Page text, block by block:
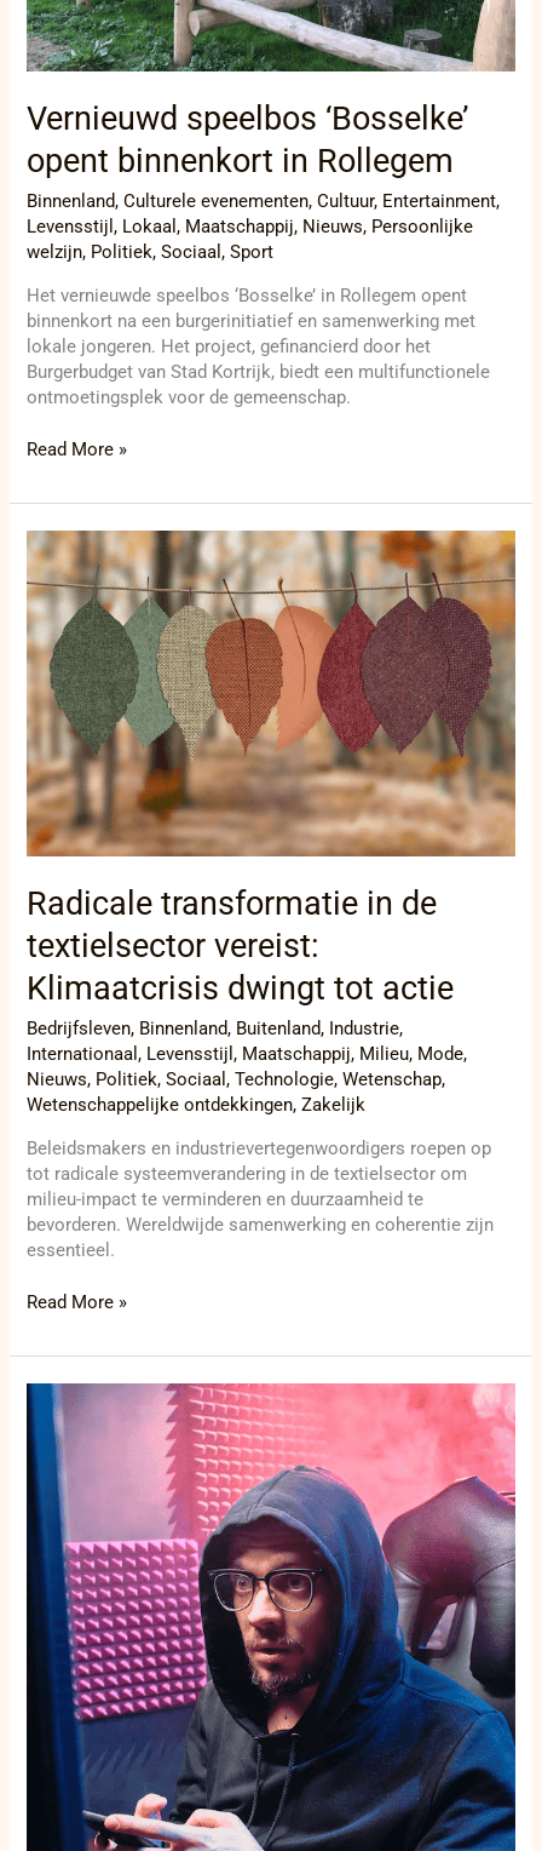
Vernieuwd speelbos ‘Bosselke’
opent binnenkort in Rollegem
Binnenland,Culturele evenementen,Cultuur, Entertainment,
Levensstijl, Lokaal, Maatschappij, Nieuws, Persoonlijke
welzijn, Politiek,Sociaal,Sport
Het vernieuwde speelbos ‘Bosselke’ in Rollegem opent
binnenkort na een burgerinitiatief en samenwerking met
lokale jongeren. Het project, gefinancierd door het
Burgerbudget van Stad Kortrijk, biedt een multifunctionele
ontmoetingsplek voor de gemeenschap.
Read More »
Radicale transformatie in de
textielsector vereist:
Klimaatcrisis dwingt tot actie
Bedrijfsleven, Binnenland, Buitenland, Industrie,
Internationaal, Levensstijl, Maatschappij, Milieu, Mode,
Nieuws, Politiek,Sociaal,Technologie,Wetenschap,
Wetenschappelijke ontdekkingen,Zakelijk
Beleidsmakers en industrievertegenwoordigers roepen op
tot radicale systeemverandering in de textielsector om
milieu-impact te verminderen en duurzaamheid te
bevorderen. Wereldwijde samenwerking en coherentie zijn
essentieel.
Radicale
transformatie
in
de
textielsector
vereist:
Klimaatcrisis
dwingt
tot
actie
Read More »
LockBit
ransomwaregroep
opnieuw
actief
politie-
inval